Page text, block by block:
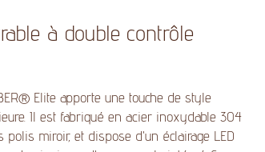
à double contrôle
Elite apporte une touche de style
Il est fabriqué en acier inoxydable 304
miroir, et dispose d'un éclairage LED